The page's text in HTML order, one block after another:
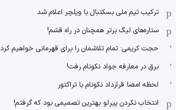
ترکیب تیم ملی بسکتبال با ویلچر اعلام شد
ستاره‌های لیگ برتر همچنان در راه قشم!
حجت کریمی: تمام تلاشمان را برای قهرمانی خواهیم کرد
برق در معارفه جواد نکونام رفت!
لحظه امضا قرارداد نکونام با تراکتور
انتخاب نکردن پیرلو بهترین تصمیمی بود که گرفتم!